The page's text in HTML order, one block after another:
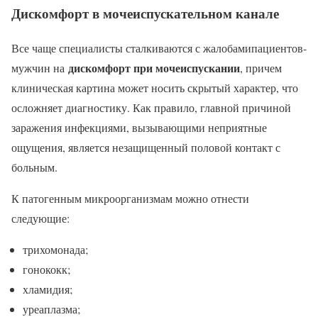
Дискомфорт в мочеиспускательном канале
Все чаще специалисты сталкиваются с жалобамипациентов-
мужчин на дискомфорт при мочеиспускании, причем
клиническая картина может носить скрытый характер, что
осложняет диагностику. Как правило, главной причиной
заражения инфекциями, вызывающими неприятные
ощущения, является незащищенный половой контакт с
больным.
К патогенным микроорганизмам можно отнести
следующие:
трихомонада;
гонококк;
хламидия;
уреаплазма;